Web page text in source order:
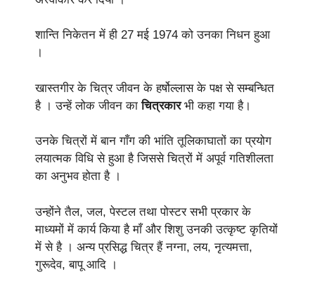
शान्ति निकेतन में ही 27 मई 1974 को उनका निधन हुआ
।
खास्तगीर के चित्र जीवन के हर्षोल्लास के पक्ष से सम्बन्धित
है । उन्हें लोक जीवन काचित्रकारभी कहा गया है।
उनके चित्रों में बान गाँग की भांति तूलिकाघातों का प्रयोग
लयात्मक विधि से हुआ है जिससे चित्रों में अपूर्व गतिशीलता
का अनुभव होता है ।
उन्होंने तैल, जल, पेस्टल तथा पोस्टर सभी प्रकार के
माध्यमों में कार्य किया है माँ और शिशु उनकी उत्कृष्ट कृतियों
में से है । अन्य प्रसिद्ध चित्र हैं नग्ना, लय, नृत्यमत्ता,
गुरूदेव, बापू आदि ।